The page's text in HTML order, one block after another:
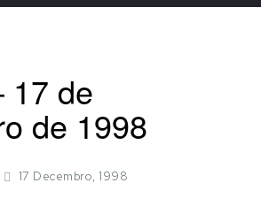
17 de
de 1998
17 Decembro, 1998